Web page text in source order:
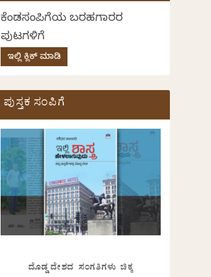
ಕೆಂಡಸಂಪಿಗೆಯ ಬರಹಗಾರರ
ಪುಟಗಳಿಗೆ
ಇಲ್ಲಿ ಕ್ಲಿಕ್ ಮಾಡಿ
ಪುಸ್ತಕ ಸಂಪಿಗೆ
ದೊಡ್ಡ ದೇಶದ ಸಂಗತಿಗಳು ಚಿಕ್ಕ